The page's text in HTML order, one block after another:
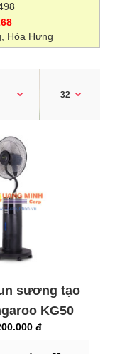
Hòa Hưng
là sản phẩm có
độ ẩm làm mát
nhau hoặc riêng rẽ.
ích vào những
đều trong không
bạn, mà còn để
sương tạo
KG50
đ